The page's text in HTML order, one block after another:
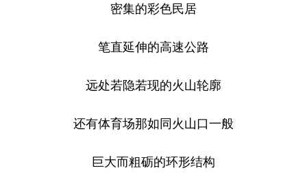
密集的彩色民居
笔直延伸的高速公路
远处若隐若现的火山轮廓
还有体育场那如同火山口一般
巨大而粗砺的环形结构